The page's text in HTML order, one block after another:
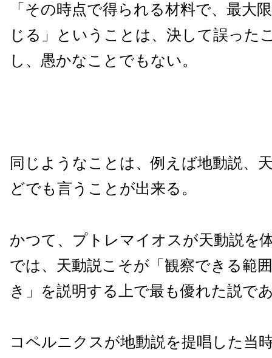
「その時点で得られる材料で、最大
じる」ということは、決して誤った
し、愚かなことでもない。
同じようなことは、例えば地動説、
どでも言うことが出来る。
かつて、プトレマイオスが天動説を
では、天動説こそが「観察できる範
き」を説明する上で最も優れた説で
コペルニクスが地動説を提唱した当